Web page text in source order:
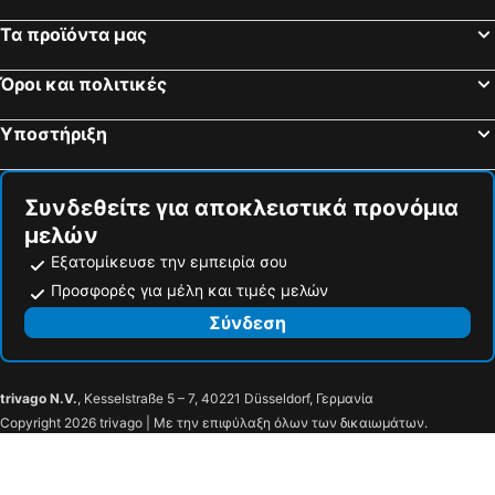
Kilsyth, pet friendly hotels
South Queensferry, pet friendly hotels
Aberdour, pet friendly hotels
Tillicoultry, pet friendly hotels
Linlithgow, pet friendly hotels
Haddington, pet friendly hotels
Τα προϊόντα μας
Όροι και πολιτικές
Υποστήριξη
Συνδεθείτε για αποκλειστικά προνόμια
μελών
Εξατομίκευσε την εμπειρία σου
Προσφορές για μέλη και τιμές μελών
Σύνδεση
trivago N.V., Kesselstraße 5 – 7, 40221 Düsseldorf, Γερμανία
Copyright 2026 trivago | Με την επιφύλαξη όλων των δικαιωμάτων.